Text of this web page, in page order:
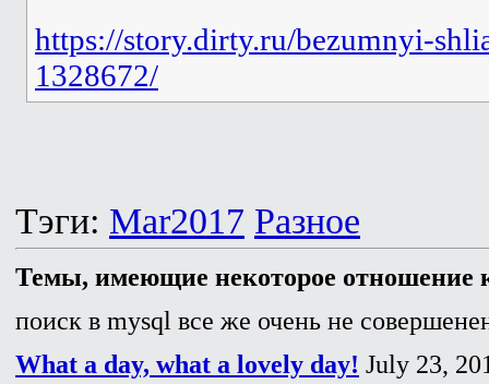
https://story.dirty.ru/bezumnyi-
1328672/
Тэги: Mar2017 Разное
Темы, имеющие некоторое отношение
поиск в mysql все же очень не
What a day, what a lovely day! July 23,